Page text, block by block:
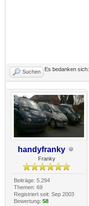
Suchen Es bedanken sich:
handyfranky
Franky
Beiträge: 5.294
Themen: 69
Registriert seit: Sep 2003
Bewertung: 58